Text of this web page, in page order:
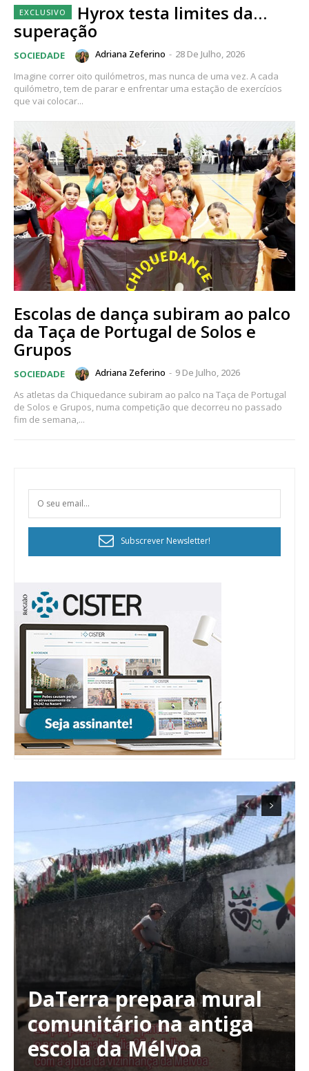
Planos de Assinatura
Faça-se assinante do Região de Cister e ajude-nos a manter este serviço
público!
Sendo assinante terá acesso a todos os conteúdos exclusivos e versões
digitais.
Escolha o plano de assinatura desejado:
ASSINATURA
IMPRESSA
Hyrox testa limites da…
superação
SOCIEDADE Adriana Zeferino - 28 De Julho, 2026
Imagine correr oito quilómetros, mas nunca de uma vez. A cada
quilómetro, tem de parar e enfrentar uma estação de exercícios
que vai colocar...
Escolas de dança subiram ao palco
da Taça de Portugal de Solos e
Grupos
SOCIEDADE Adriana Zeferino - 9 De Julho, 2026
As atletas da Chiquedance subiram ao palco na Taça de Portugal
de Solos e Grupos, numa competição que decorreu no passado
fim de semana,...
Subscrever Newsletter!
DaTerra prepara mural
comunitário na antiga
escola da Mélvoa